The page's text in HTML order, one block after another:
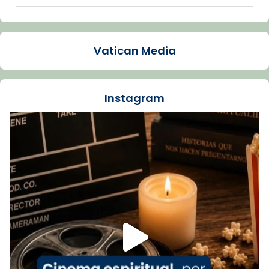
Arquebisbat de Barcelona
La Carmina va patir depressió. Fa gairebé
dos mesos, a l'Estadi Lluís Companys, la
Recupera l'entrevista comp
Vatican
tican News 👇
www.vaticannews.va/es/iglesia/news/2026-
07/carmina-historia-depresion-papa-viaje-
espana-testimoni...
Foto
View on Facebook · Share
Arquebisbat de Barcelona
Vatican Media
Instagram